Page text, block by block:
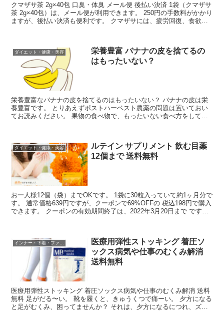
クマザサ茶 2g×40包 口臭・体臭 メール便 後払い決済 1袋（クマザサ
茶 2g×40包）は、メール便が利用できます。 250円の手数料がかかり
ますが、後払い決済も便利です。 クマザサには、疲労回復、食欲増
ダイエット・健康・美容
栄養豊富 バナナの皮を捨てるの
はもったいない？
栄養豊富なバナナの皮を捨てるのはもったいない？ バナナの皮は栄
養豊富です。 とりあえずポストハーベスト農薬の問題は置いておい
てお読みください。 果物の食べ物で、もったいない食べ方をしてい
ダイエット・健康・美容
ルテイン サプリメント 飲む目薬
12個まで 送料無料
お一人様12個（袋）までOKです。 1袋に30粒入っていて約1ヶ月分で
す。 通常価格639円ですが、クーポンで69%OFFの 税込198円で購入
できます。 クーポンの有効期間終了は、2022年3月20日まで です。
インナー・下着・ファッション
医療用弾性ストッキング 着圧ソ
ックス病気や仕事のむくみ解消
送料無料
医療用弾性ストッキング 着圧ソックス病気や仕事のむくみ解消 送料
無料 足がだる〜い。 靴を履くと、きゅうくつで痛ーい。 夕方になる
と足がむくみ、困ってませんか？ それは、夕方になるにつれ、ズシ